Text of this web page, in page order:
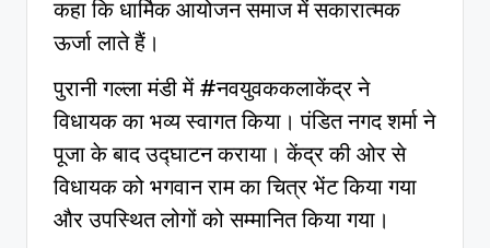
कहा कि धार्मिक आयोजन समाज में सकारात्मक
ऊर्जा लाते हैं।
पुरानी गल्ला मंडी में #नवयुवककलाकेंद्र ने
विधायक का भव्य स्वागत किया। पंडित नगद शर्मा ने
पूजा के बाद उद्घाटन कराया। केंद्र की ओर से
विधायक को भगवान राम का चित्र भेंट किया गया
और उपस्थित लोगों को सम्मानित किया गया।